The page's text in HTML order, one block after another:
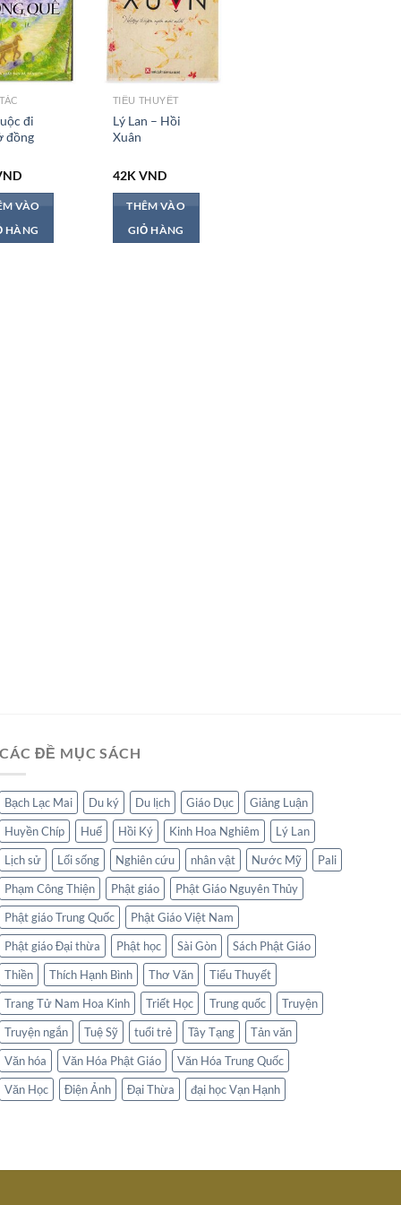
đi
đồng
VÀO
HÀNG
TIỂU THUYẾT
Lý Lan – Hồi
Xuân
42KVND
THÊM VÀO
GIỎ HÀNG
CÁC ĐỀ MỤC SÁCH
Bạch Lạc Mai Du ký Du lịch Giáo Dục
Giảng Luận
Huyền Chíp
Huế Hồi Ký Kinh Hoa Nghiêm
Lý Lan
Lịch sử
Lối sống Nghiên cứu nhân vật Nước Mỹ
Pali
Phạm Công Thiện
Phật giáo
Phật Giáo Nguyên Thủy
Phật giáo Trung Quốc
Phật Giáo Việt Nam
Phật giáo Đại thừa
Phật học Sài Gòn
Sách Phật Giáo
Thiền
Thích Hạnh Bình Thơ Văn
Tiểu Thuyết
Trang Tử Nam Hoa Kinh
Triết Học Trung quốc
Truyện
Truyện ngắn
Tuệ Sỹ tuổi trẻ Tây Tạng
Tản văn
Văn hóa
Văn Hóa Phật Giáo
Văn Hóa Trung Quốc
Văn Học
Điện Ảnh Đại Thừa đại học Vạn Hạnh